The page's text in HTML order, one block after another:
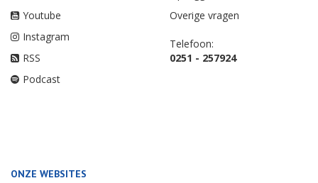
Youtube
Instagram
RSS
Podcast
Overige vragen
Telefoon:
0251 - 257924
ONZE WEBSITES